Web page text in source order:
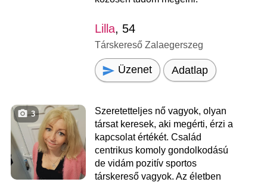
Lilla, 54
Társkereső Zalaegerszeg
Üzenet Adatlap
3
Szeretetteljes nő vagyok, olyan
társat keresek, aki megérti, érzi a
kapcsolat értékét. Család
centrikus komoly gondolkodású
de vidám pozitív sportos
társkereső vagyok. Az életben